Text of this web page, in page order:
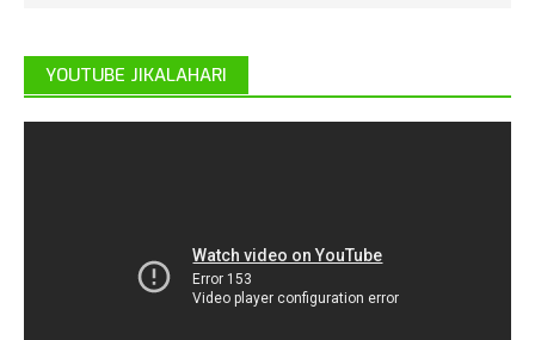
YOUTUBE JIKALAHARI